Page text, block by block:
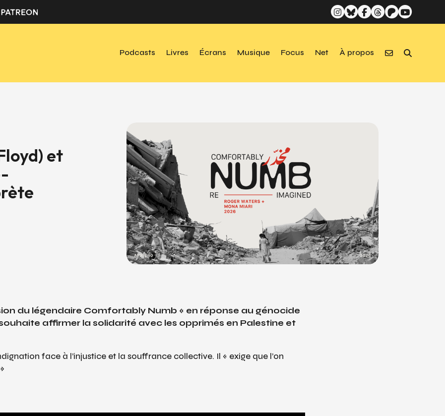
Podcasts Livres Écrans Musique Focus Net À propos
et
du légendaire Comfortably Numb « en réponse au génocide
affirmer la solidarité avec les opprimés en Palestine et
face à l’injustice et la souffrance collective. Il « exige que l’on